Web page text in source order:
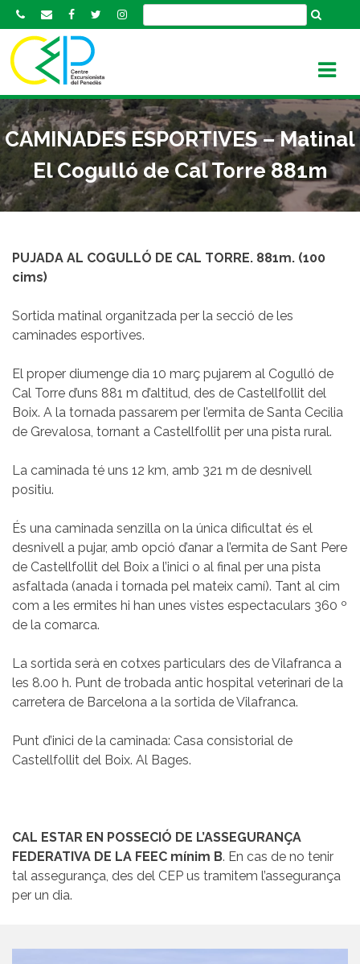
k
o
c
o
t
e
CAMINADES ESPORTIVES – Matinal
El Cogulló de Cal Torre 881m
PUJADA AL COGULLÓ DE CAL TORRE. 881m. (100
cims)
Sortida matinal organitzada per la secció de les
caminades esportives.
El proper diumenge dia 10 març pujarem al Cogulló de
Cal Torre d’uns 881 m d’altitud, des de Castellfollit del
Boix. A la tornada passarem per l’ermita de Santa Cecilia
de Grevalosa, tornant a Castellfollit per una pista rural.
La caminada té uns 12 km, amb 321 m de desnivell
positiu.
És una caminada senzilla on la única dificultat és el
desnivell a pujar, amb opció d’anar a l’ermita de Sant Pere
de Castellfollit del Boix a l’inici o al final per una pista
asfaltada (anada i tornada pel mateix camí). Tant al cim
com a les ermites hi han unes vistes espectaculars 360 º
de la comarca.
La sortida serà en cotxes particulars des de Vilafranca a
les 8.00 h. Punt de trobada antic hospital veterinari de la
carretera de Barcelona a la sortida de Vilafranca.
Punt d’inici de la caminada: Casa consistorial de
Castellfollit del Boix. Al Bages.
CAL ESTAR EN POSSECIÓ DE L’ASSEGURANÇA
FEDERATIVA DE LA FEEC mínim B. En cas de no tenir
tal assegurança, des del CEP us tramitem l’assegurança
per un dia.